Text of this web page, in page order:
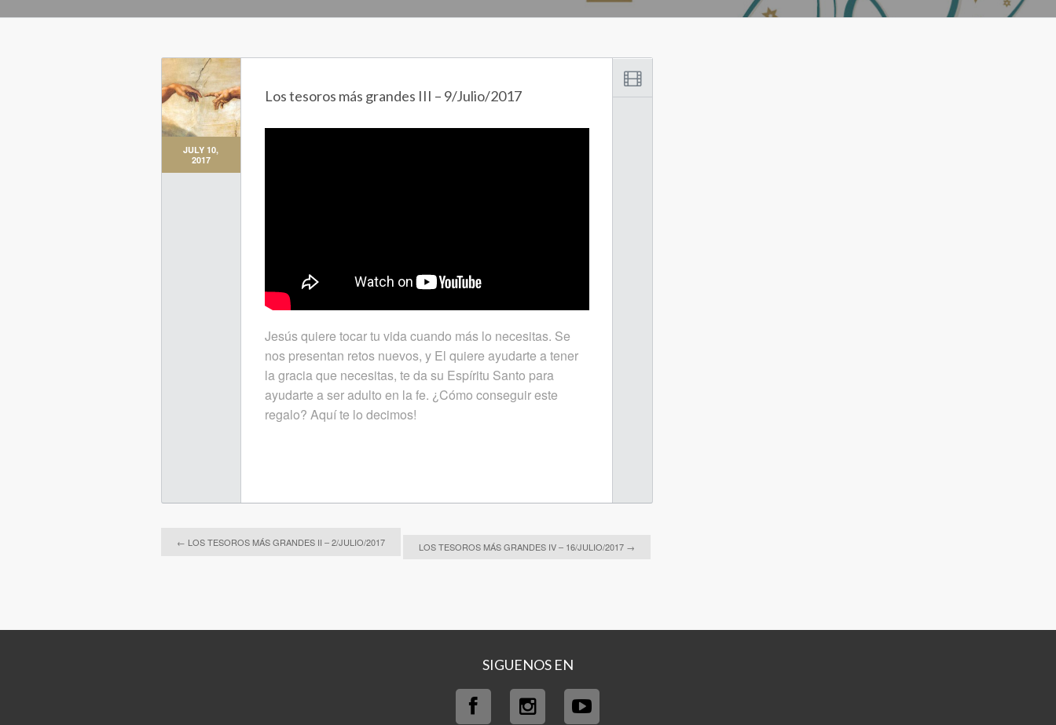
JULY 10,
2017
Los tesoros más grandes III – 9/Julio/2017
Jesús quiere tocar tu vida cuando más lo necesitas. Se
nos presentan retos nuevos, y El quiere ayudarte a tener
la gracia que necesitas, te da su Espíritu Santo para
ayudarte a ser adulto en la fe. ¿Cómo conseguir este
regalo? Aquí te lo decimos!
← LOS TESOROS MÁS GRANDES II – 2/JULIO/2017 LOS TESOROS MÁS GRANDES IV – 16/JULIO/2017 →
SIGUENOS EN